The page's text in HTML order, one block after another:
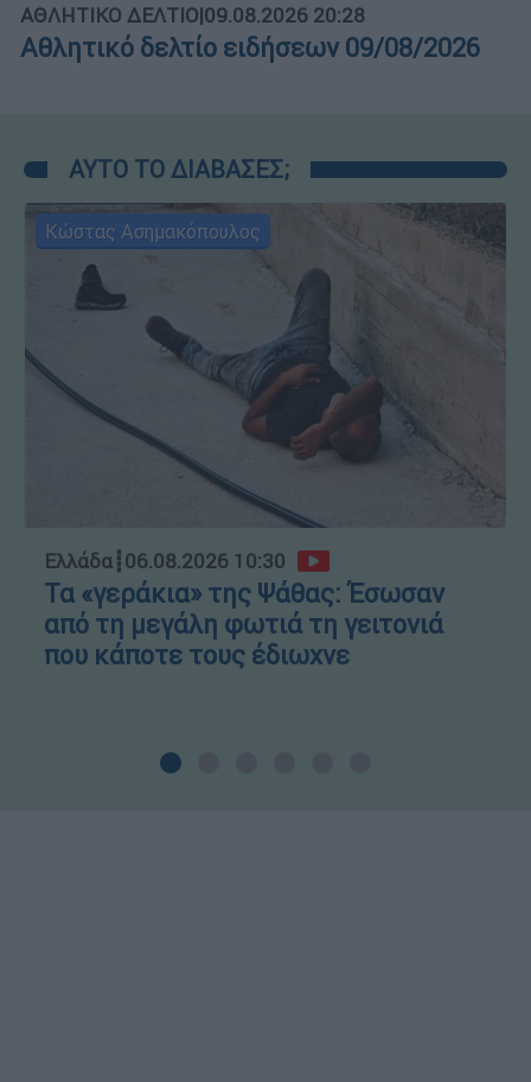
ΑΘΛΗΤΙΚΟ ΔΕΛΤΙΟ|09.08.2026 20:28
Αθλητικό δελτίο ειδήσεων 09/08/2026
ΑΥΤΟ ΤΟ ΔΙΑΒΑΣΕΣ;
Κώστας Ασημακόπουλος
Ελλάδα┋06.08.2026 10:30
Τα «γεράκια» της Ψάθας: Έσωσαν
από τη μεγάλη φωτιά τη γειτονιά
που κάποτε τους έδιωχνε